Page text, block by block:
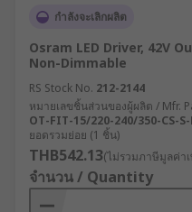
กำลังจะเลิกผลิต
Osram LED Driver, 42V
Non-Dimmable
RS Stock No. 212-2144
หมายเลขชิ้นส่วนของผู้ผลิต / Mfr.
OT-FIT-15/220-240/350-CS-
ยอดรวมย่อย (1 ชิ้น)
THB542.13(ไม่รวมภาษีมูลค่า
จำนวน / Quantity